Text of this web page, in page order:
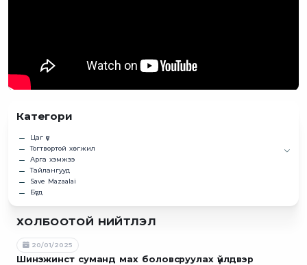
Категори
Цаг үе
Тогтвортой хөгжил
Арга хэмжээ
Тайлангууд
Save Mazaalai
Бүгд
ХОЛБООТОЙ НИЙТЛЭЛ
20/01/2025
Шинэжинст суманд мах боловсруулах үйлдвэр